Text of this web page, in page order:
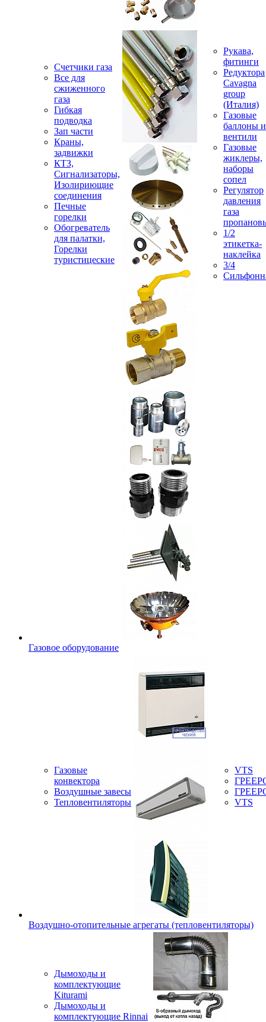
Счетчики газа
Все для
сжиженного
газа
Гибкая
подводка
Зап части
Краны,
задвижки
КТЗ,
Сигнализаторы,
Изолириющие
соединения
Печные
горелки
Обогреватель
для палатки,
Горелки
туристицеские
Рукава,
фитинги
Редуктора
Cavagna
group
(Италия)
Газовые
баллоны и
вентили
Газовые
жиклеры,
наборы
сопел
Регулятор
давления
газа
1/2
этикетка-
наклейка
3/4
Газовое оборудование
Газовые
конвектора
Воздушные завесы
Тепловентиляторы
VTS
VTS
Воздушно-отопительные агрегаты (тепловентиляторы)
Дымоходы и
комплектующие
Kiturami
Дымоходы и
комплектующие Rinnai